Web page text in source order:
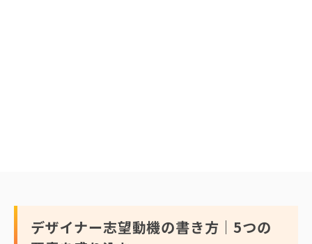
デザイナー志望動機の書き方｜5つの